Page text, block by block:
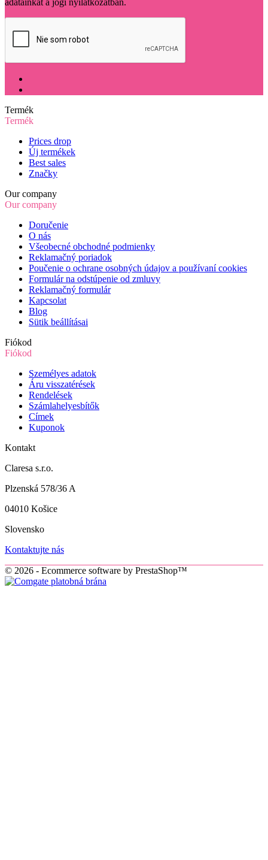
adatainkat a jogi nyilatkozatban.
Termék
Termék
Prices drop
Új termékek
Best sales
Značky
Our company
Our company
Doručenie
O nás
Všeobecné obchodné podmienky
Reklamačný poriadok
Poučenie o ochrane osobných údajov a používaní cookies
Formulár na odstúpenie od zmluvy
Reklamačný formulár
Kapcsolat
Blog
Sütik beállításai
Fiókod
Fiókod
Személyes adatok
Áru visszatérések
Rendelések
Számlahelyesbítők
Címek
Kuponok
Kontakt
Claresa s.r.o.
Plzenská 578/36 A
04010 Košice
Slovensko
Kontaktujte nás
© 2026 - Ecommerce software by PrestaShop™